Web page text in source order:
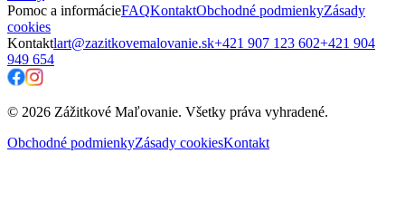
Pomoc a informácieFAQKontaktObchodné podmienkyZásady
cookies
Kontaktlart@zazitkovemalovanie.sk+421 907 123 602+421 904
949 654
© 2026 Zážitkové Maľovanie. Všetky práva vyhradené.
Obchodné podmienkyZásady cookiesKontakt